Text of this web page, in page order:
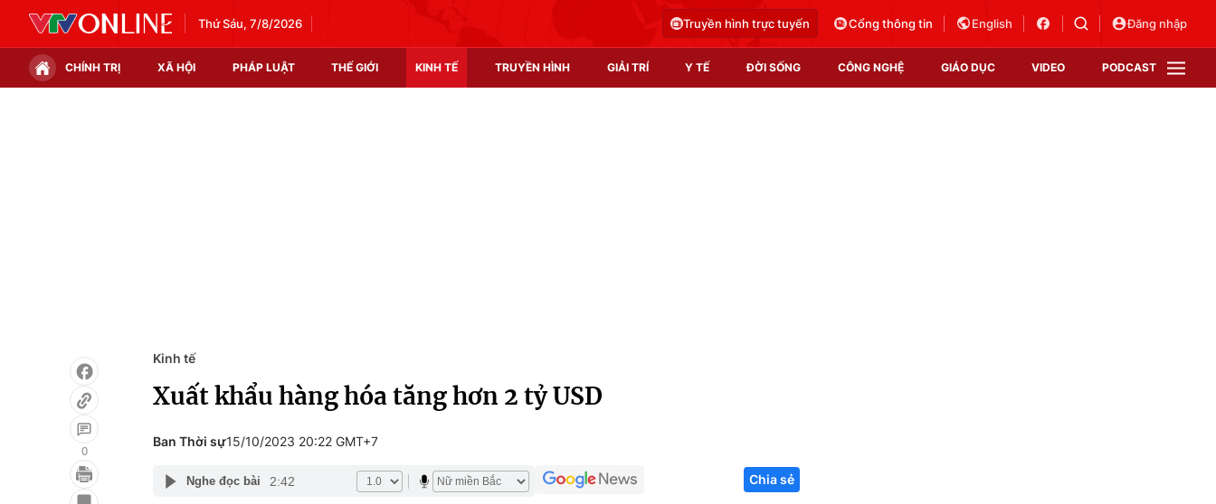
Thứ Sáu, 7/8/2026 Truyền hình trực tuyến Cổng thông tin English Đăng nhập
CHÍNH TRỊ XÃ HỘI PHÁP LUẬT THẾ GIỚI KINH TẾ TRUYỀN HÌNH GIẢI TRÍ Y TẾ ĐỜI SỐNG CÔNG NGHỆ GIÁO DỤC VIDEO PODCAST
Giáo dục
Công nghệ
0
Kinh tế
Xuất khẩu hàng hóa tăng hơn 2 tỷ USD
Ban Thời sự15/10/2023 20:22 GMT+7
Nghe đọc bài 2:42 Chia sẻ